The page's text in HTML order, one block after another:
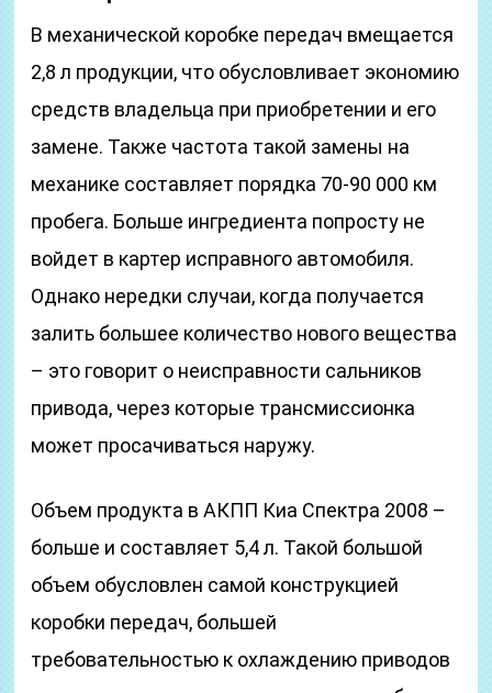
В механической коробке передач вмещается
2,8 л продукции, что обусловливает экономию
средств владельца при приобретении и его
замене. Также частота такой замены на
механике составляет порядка 70-90 000 км
пробега. Больше ингредиента попросту не
войдет в картер исправного автомобиля.
Однако нередки случаи, когда получается
залить большее количество нового вещества
– это говорит о неисправности сальников
привода, через которые трансмиссионка
может просачиваться наружу.
Объем продукта в АКПП Киа Спектра 2008 –
больше и составляет 5,4 л. Такой большой
объем обусловлен самой конструкцией
коробки передач, большей
требовательностью к охлаждению приводов